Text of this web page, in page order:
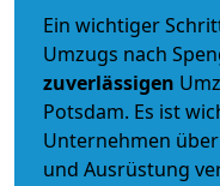
Ein wichtiger
Umzugs nach
zuverlässigen
Potsdam. Es ist
Unternehmen
und Ausrüstung